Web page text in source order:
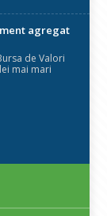
agregat
de Valori
mai mari